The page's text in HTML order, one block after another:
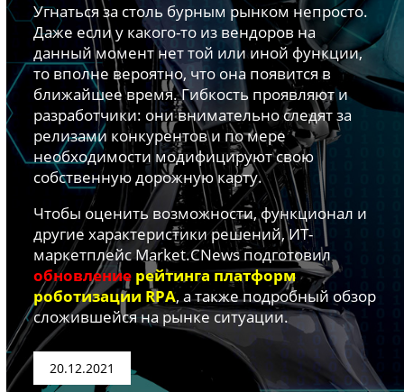
Аналитика
Конференции
Техника
Об
издании
Реклама
Вакансии
Контакты
Telegram
Rutube
Угнаться за столь бурным рынком непросто.
Даже если у какого-то из вендоров на
данный момент нет той или иной функции,
то вполне вероятно, что она появится в
ближайшее время. Гибкость проявляют и
разработчики: они внимательно следят за
релизами конкурентов и по мере
необходимости модифицируют свою
собственную дорожную карту.
Чтобы оценить возможности, функционал и
другие характеристики решений, ИТ-
маркетплейс Market.CNews подготовил
обновление рейтинга платформ
роботизации RPA, а также подробный обзор
сложившейся на рынке ситуации.
20.12.2021